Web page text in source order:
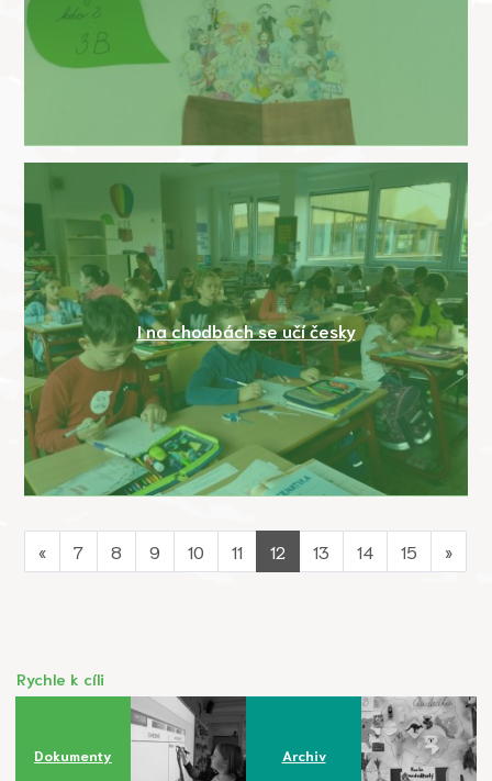
I na chodbách se učí česky
« 7 8 9 10 11 12 13 14 15 »
Rychle k cíli
Dokumenty Archiv